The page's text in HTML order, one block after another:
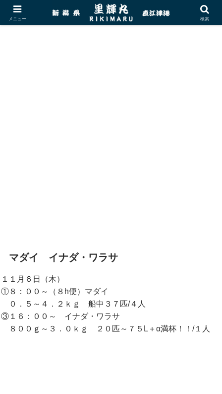
マダイ イナダ・ワラサ
１１月６日（木）
①８：００～（８h便）マダイ
０．５～４．２ｋｇ 船中３７匹/４人
③１６：００～ イナダ・ワラサ
８００ｇ～３．０ｋｇ ２０匹～７５L＋α満杯！！/１人
メニュー 検索